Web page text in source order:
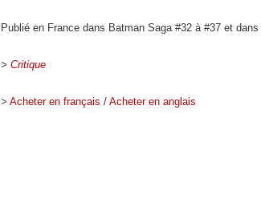
Publié en France dans Batman Saga #32 à #37 et dans
> Critique
> Acheter en français / Acheter en anglais